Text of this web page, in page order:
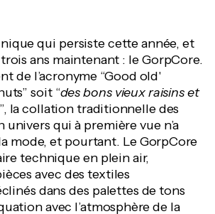
qui persiste cette année, et
ans maintenant : le GorpCore.
de l’acronyme “Good old'
soit “des bons vieux raisins et
la collation traditionnelle des
univers qui à première vue n’a
mode, et pourtant. Le GorpCore
technique en plein air,
avec des textiles
dans des palettes de tons
avec l’atmosphère de la